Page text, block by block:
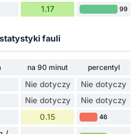
1.17 99
fauli
na 90 minut
percentyl
Nie dotyczy Nie dotyczy
Nie dotyczy Nie dotyczy
0.15 46